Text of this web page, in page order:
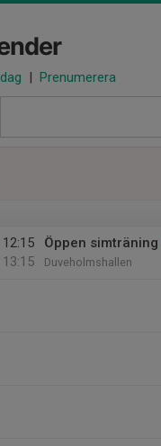
| Prenumerera
12:15
13:15
Öppen simträning
Duveholmshallen